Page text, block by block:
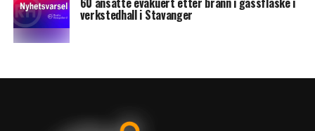
verkstedhall i Stavanger